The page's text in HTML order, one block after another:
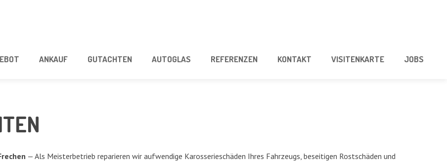
ANKAUF GUT­ACH­TEN AUTO­GLAS REFE­REN­ZEN KON­TAKT VISI­TEN­KAR­TE JOBS
— Als Meis­ter­be­trieb repa­rie­ren wir auf­wen­di­ge Karos­se­rie­schä­den Ihres Fahr­zeugs, besei­ti­gen Rost­schä­den und